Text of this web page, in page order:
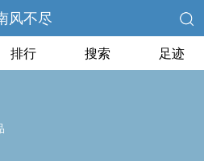
风不尽
排行 搜索 足迹